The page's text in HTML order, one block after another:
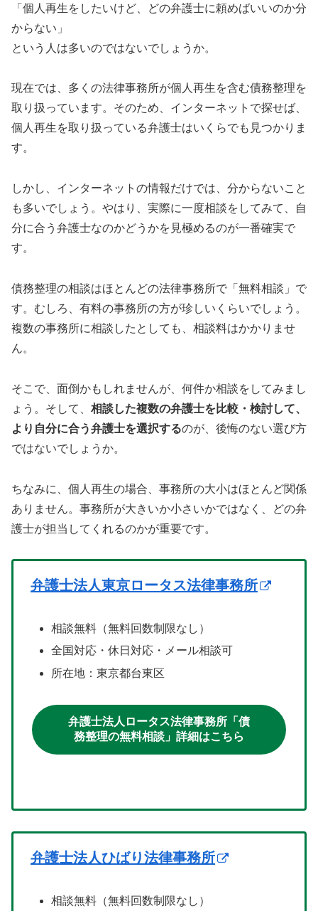
「個人再生をしたいけど、どの弁護士に頼めばいいのか分
からない」
という人は多いのではないでしょうか。
現在では、多くの法律事務所が個人再生を含む債務整理を
取り扱っています。そのため、インターネットで探せば、
個人再生を取り扱っている弁護士はいくらでも見つかりま
す。
しかし、インターネットの情報だけでは、分からないこと
も多いでしょう。やはり、実際に一度相談をしてみて、自
分に合う弁護士なのかどうかを見極めるのが一番確実で
す。
債務整理の相談はほとんどの法律事務所で「無料相談」で
す。むしろ、有料の事務所の方が珍しいくらいでしょう。
複数の事務所に相談したとしても、相談料はかかりませ
ん。
そこで、面倒かもしれませんが、何件か相談をしてみまし
ょう。そして、 相談した複数の弁護士を比較・検討して、
より自分に合う弁護士を選択するのが、後悔のない選び方
ではないでしょうか。
ちなみに、個人再生の場合、事務所の大小はほとんど関係
ありません。事務所が大きいか小さいかではなく、どの弁
護士が担当してくれるのかが重要です。
弁護士法人東京ロータス法律事務所
相談無料（無料回数制限なし）
全国対応・休日対応・メール相談可
所在地：東京都台東区
弁護士法人ロータス法律事務所「債
務整理の無料相談」詳細はこちら
弁護士法人ひばり法律事務所
相談無料（無料回数制限なし）